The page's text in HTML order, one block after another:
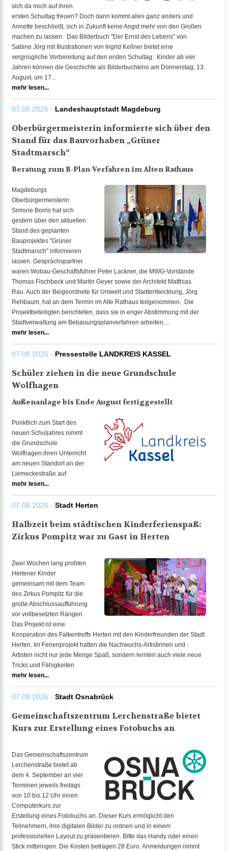
sich da noch auf ihren
ersten Schultag freuen? Doch dann kommt alles ganz anders und
Annette beschließt, sich in Zukunft keine Angst mehr von den Großen
machen zu lassen. Das Bilderbuch "Der Ernst des Lebens" von
Sabine Jörg mit Illustrationen von Ingrid Kellner bietet eine
vergnügliche Vorbereitung auf den ersten Schultag. Kinder ab vier
Jahren können die Geschichte als Bilderbuchkino am Donnerstag, 13.
August, um 17...
mehr lesen...
07.08.2026 - Landeshauptstadt Magdeburg
Oberbürgermeisterin informierte sich über den
Stand für das Bauvorhaben „Grüner
Stadtmarsch“
Beratung zum B-Plan-Verfahren im Alten Rathaus
Magdeburgs
Oberbürgermeisterin
Simone Borris hat sich
gestern über den aktuellen
Stand des geplanten
Bauprojektes "Grüner
Stadtmarsch" informieren
lassen. Gesprächspartner
waren Wobau-Geschäftsführer Peter Lackner, die MWG-Vorstände
Thomas Fischbeck und Martin Geyer sowie der Architekt Matthias
Rau. Auch der Beigeordnete für Umwelt und Stadtentwicklung, Jörg
Rehbaum, hat an dem Termin im Alte Rathaus teilgenommen. Die
Projektbeteiligten berichteten, dass sie in enger Abstimmung mit der
Stadtverwaltung am Bebauungsplanverfahren arbeiten....
mehr lesen...
07.08.2026 - Pressestelle LANDKREIS KASSEL
Schüler ziehen in die neue Grundschule
Wolfhagen
Außenanlage bis Ende August fertiggestellt
Pünktlich zum Start des
neuen Schuljahres nimmt
die Grundschule
Wolfhagen ihren Unterricht
am neuen Standort an der
Liemeckestraße auf.
mehr lesen...
07.08.2026 - Stadt Herten
Halbzeit beim städtischen Kinderferienspaß:
Zirkus Pompitz war zu Gast in Herten
Zwei Wochen lang probten
Hertener Kinder
gemeinsam mit dem Team
des Zirkus Pompitz für die
große Abschlussaufführung
vor vollbesetzten Rängen.
Das Projekt ist eine
Kooperation des Falkentreffs Herten mit den Kinderfreunden der Stadt
Herten. Im Ferienprojekt hatten die Nachwuchs-Artistinnen und -
Artisten nicht nur jede Menge Spaß, sondern lernten auch viele neue
Tricks und Fähigkeiten.
mehr lesen...
07.08.2026 - Stadt Osnabrück
Gemeinschaftszentrum Lerchenstraße bietet
Kurs zur Erstellung eines Fotobuchs an
Das Gemeinschaftszentrum
Lerchenstraße bietet ab
dem 4. September an vier
Terminen jeweils freitags
von 10 bis 12 Uhr einen
Computerkurs zur
Erstellung eines Fotobuchs an. Dieser Kurs ermöglicht den
Teilnehmern, ihre digitalen Bilder zu ordnen und in einem
professionellen Layout zu präsentieren. Bitte das Handy oder einen
Stick mitbringen. Die Kosten betragen 28 Euro. Anmeldungen nimmt